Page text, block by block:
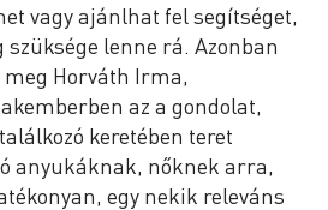
vagy ajánlhat fel segítséget,
lenne rá. Azonban
Horváth Irma,
az a gondolat,
keretében teret
anyukáknak, nőknek arra,
egy nekik releváns